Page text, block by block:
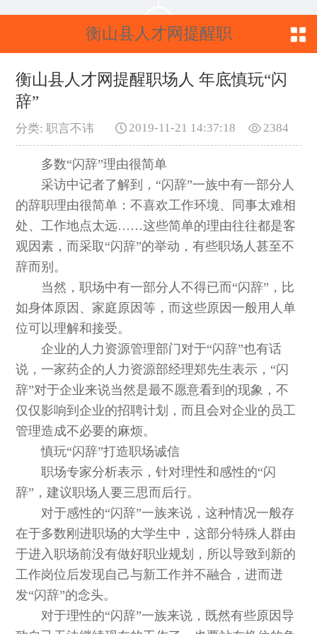
衡山县人才网提醒职
场人 年底慎玩“闪辞”
衡山县人才网提醒职场人 年底慎玩“闪
辞”
分类: 职言不讳 2384
2019-11-21 14:37:18
多数“闪辞”理由很简单
采访中记者了解到，“闪辞”一族中有一部分人
的辞职理由很简单：不喜欢工作环境、同事太难相
处、工作地点太远……这些简单的理由往往都是客
观因素，而采取“闪辞”的举动，有些职场人甚至不
辞而别。
当然，职场中有一部分人不得已而“闪辞”，比
如身体原因、家庭原因等，而这些原因一般用人单
位可以理解和接受。
企业的人力资源管理部门对于“闪辞”也有话
说，一家药企的人力资源部经理郑先生表示，“闪
辞”对于企业来说当然是最不愿意看到的现象，不
仅仅影响到企业的招聘计划，而且会对企业的员工
管理造成不必要的麻烦。
慎玩“闪辞”打造职场诚信
职场专家分析表示，针对理性和感性的“闪
辞”，建议职场人要三思而后行。
对于感性的“闪辞”一族来说，这种情况一般存
在于多数刚进职场的大学生中，这部分特殊人群由
于进入职场前没有做好职业规划，所以导致到新的
工作岗位后发现自己与新工作并不融合，进而迸
发“闪辞”的念头。
对于理性的“闪辞”一族来说，既然有些原因导